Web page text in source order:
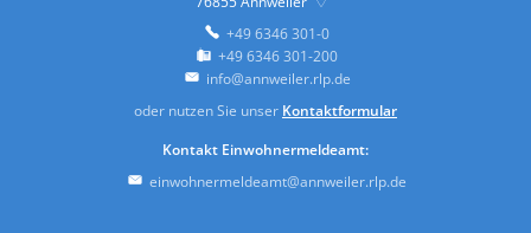
+49 6346 301-0
+49 6346 301-200
info@annweiler.rlp.de
oder nutzen Sie unser Kontaktformular
Kontakt Einwohnermeldeamt:
einwohnermeldeamt@annweiler.rlp.de